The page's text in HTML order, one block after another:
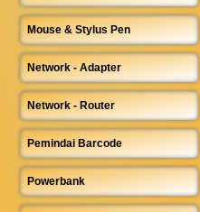
Mouse & Stylus Pen
Network - Adapter
Network - Router
Pemindai Barcode
Powerbank